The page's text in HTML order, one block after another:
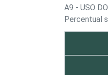
A9 - USO
Percentual